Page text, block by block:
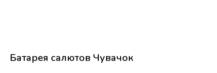
Батарея салютов Чувачок